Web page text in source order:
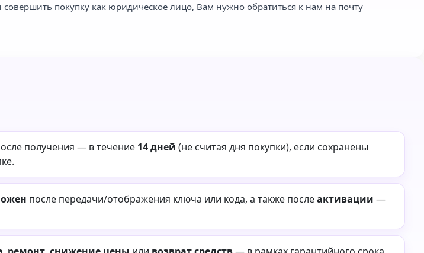
покупку как юридическое лицо, Вам нужно обратиться к нам на почту
получения — в течение 14 дней (не считая дня покупки), если сохранены
после передачи/отображения ключа или кода, а также послеактивации —